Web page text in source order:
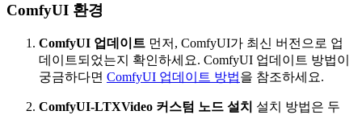
ComfyUI 환경
ComfyUI 업데이트 먼저, ComfyUI가 최신 버전으로 업
데이트되었는지 확인하세요. ComfyUI 업데이트 방법이
궁금하다면 ComfyUI 업데이트 방법을 참조하세요.
ComfyUI-LTXVideo 커스텀 노드 설치 설치 방법은 두